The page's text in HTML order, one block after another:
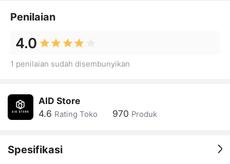
Penilaian
4.0
1 penilaian sudah disembunyikan
AID Store
4.6 Rating Toko 970 Produk
Spesifikasi